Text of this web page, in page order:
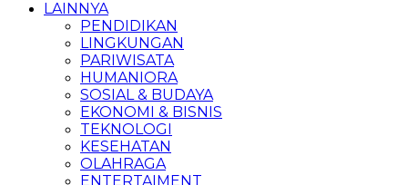
LAINNYA
PENDIDIKAN
LINGKUNGAN
PARIWISATA
HUMANIORA
SOSIAL & BUDAYA
EKONOMI & BISNIS
TEKNOLOGI
KESEHATAN
OLAHRAGA
ENTERTAIMENT